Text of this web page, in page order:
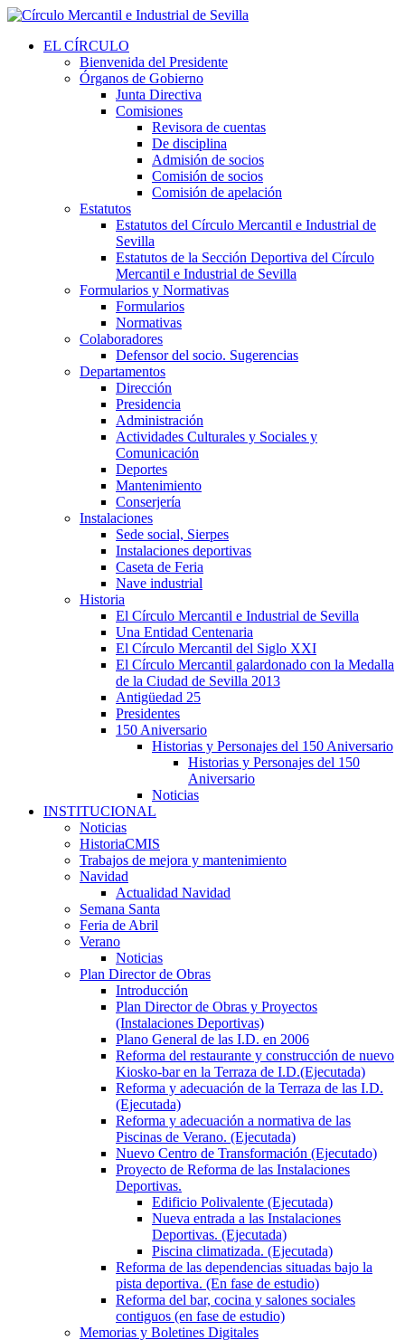
EL CÍRCULO
Bienvenida del Presidente
Órganos de Gobierno
Junta Directiva
Comisiones
Revisora de cuentas
De disciplina
Admisión de socios
Comisión de socios
Comisión de apelación
Estatutos
Estatutos del Círculo Mercantil e Industrial de
Sevilla
Estatutos de la Sección Deportiva del Círculo
Mercantil e Industrial de Sevilla
Formularios y Normativas
Formularios
Normativas
Colaboradores
Defensor del socio. Sugerencias
Departamentos
Dirección
Presidencia
Administración
Actividades Culturales y Sociales y
Comunicación
Deportes
Mantenimiento
Conserjería
Instalaciones
Sede social, Sierpes
Instalaciones deportivas
Caseta de Feria
Nave industrial
Historia
El Círculo Mercantil e Industrial de Sevilla
Una Entidad Centenaria
El Círculo Mercantil del Siglo XXI
El Círculo Mercantil galardonado con la Medalla
de la Ciudad de Sevilla 2013
Antigüedad 25
Presidentes
150 Aniversario
Historias y Personajes del 150 Aniversario
Historias y Personajes del 150
Aniversario
Noticias
INSTITUCIONAL
Noticias
HistoriaCMIS
Trabajos de mejora y mantenimiento
Navidad
Actualidad Navidad
Semana Santa
Feria de Abril
Verano
Noticias
Plan Director de Obras
Introducción
Plan Director de Obras y Proyectos
(Instalaciones Deportivas)
Plano General de las I.D. en 2006
Reforma del restaurante y construcción de nuevo
Kiosko-bar en la Terraza de I.D.(Ejecutada)
Reforma y adecuación de la Terraza de las I.D.
(Ejecutada)
Reforma y adecuación a normativa de las
Piscinas de Verano. (Ejecutada)
Nuevo Centro de Transformación (Ejecutado)
Proyecto de Reforma de las Instalaciones
Deportivas.
Edificio Polivalente (Ejecutada)
Nueva entrada a las Instalaciones
Deportivas. (Ejecutada)
Piscina climatizada. (Ejecutada)
Reforma de las dependencias situadas bajo la
pista deportiva. (En fase de estudio)
Reforma del bar, cocina y salones sociales
contiguos (en fase de estudio)
Memorias y Boletines Digitales